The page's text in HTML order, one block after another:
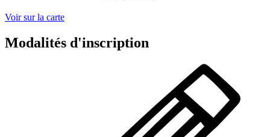
Voir sur la carte
Modalités d'inscription